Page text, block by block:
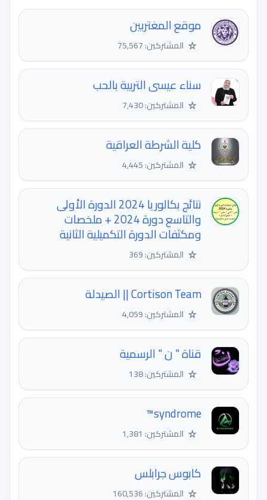
موقع المغتربين
☆ المشتركين: 75,567
سناء عيسى التربية بالحب
☆ المشتركين: 7,430
كلية الشرطة العراقية
☆ المشتركين: 4,445
نتائج بكالوريا 2024 الدورة الأولى
والتاسع دورة 2024 + ملخصات
ومكثفات الدورة التكميلية الثانية
☆ المشتركين: 369
Cortison Team || الصيدلة
☆ المشتركين: 4,059
قناة " ن " الرسمية
☆ المشتركين: 138
syndrome™
☆ المشتركين: 1,381
كابوس جرابلس
☆ المشتركين: 160,536